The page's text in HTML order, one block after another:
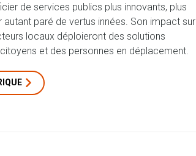
de services publics plus innovants, plus
paré de vertus innées. Son impact sur
locaux déploieront des solutions
et des personnes en déplacement.